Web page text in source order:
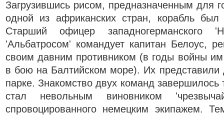
Загрузившись рисом, предназначенным для
одной из африканских стран, корабль был
Старший офицер западногерманского
'Альбатросом' командует капитан Белоус,
своим давним противником (в годы войны им
в бою на Балтийском море). Их представили
парке. Знакомство двух команд завершилось
стал невольным виновником
спровоцированного немецким экипажем.